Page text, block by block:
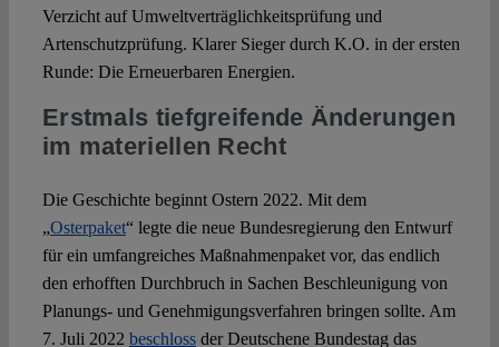
Verzicht auf Umweltverträglichkeitsprüfung und
Artenschutzprüfung. Klarer Sieger durch K.O. in der ersten
Runde: Die Erneuerbaren Energien.
Erstmals tiefgreifende Änderungen
im materiellen Recht
Die Geschichte beginnt Ostern 2022. Mit dem
„Osterpaket“ legte die neue Bundesregierung den Entwurf
für ein umfangreiches Maßnahmenpaket vor, das endlich
den erhofften Durchbruch in Sachen Beschleunigung von
Planungs- und Genehmigungsverfahren bringen sollte. Am
7. Juli 2022 beschlossder Deutschene Bundestag das